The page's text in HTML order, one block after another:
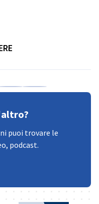
su X su Xing
Copia URL negli
puoi trovare le
podcast.